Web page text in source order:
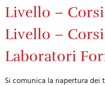
Livello – Corsi
Livello –
Laboratori
Si comunica la riapertura